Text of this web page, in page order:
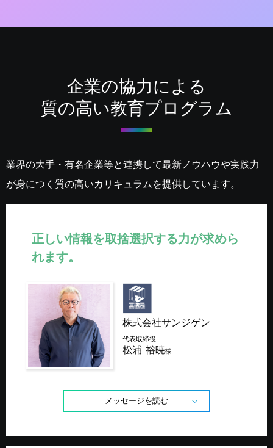
企業の協力による
質の高い教育プログラム
業界の大手・有名企業等と連携して最新ノウハウや実践力
が身につく質の高いカリキュラムを提供しています。
正しい情報を取捨選択する力が求めら
れます。
株式会社サンジゲン
代表取締役
メッセージを読む